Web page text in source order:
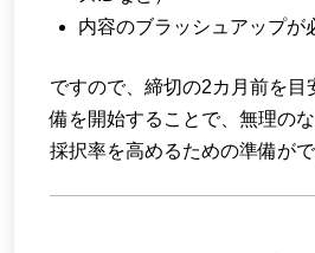
内容のブラッシュアップが
ですので、締切の2カ月前を目
備を開始することで、無理の
採択率を高めるための準備がで